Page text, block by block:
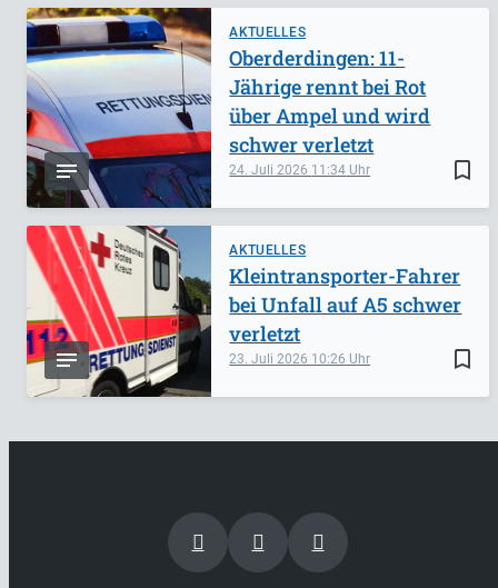
AKTUELLES
bookmark_border
24. Juli 2026 11:34
Oberderdingen: 11-
Jährige rennt bei Rot
über Ampel und wird
schwer verletzt
AKTUELLES
bookmark_border
23. Juli 2026 10:26
Kleintransporter-Fahrer
bei Unfall auf A5 schwer
verletzt